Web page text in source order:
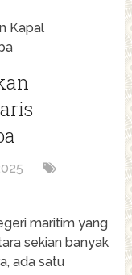
Kapal
maritim yang
sekian banyak
ada satu